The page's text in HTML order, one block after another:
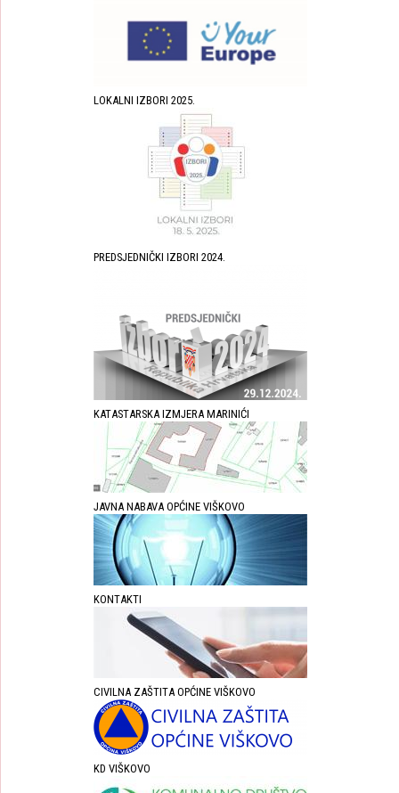
LOKALNI IZBORI 2025.
PREDSJEDNIČKI IZBORI 2024.
KATASTARSKA IZMJERA MARINIĆI
JAVNA NABAVA OPĆINE VIŠKOVO
KONTAKTI
CIVILNA ZAŠTITA OPĆINE VIŠKOVO
KD VIŠKOVO